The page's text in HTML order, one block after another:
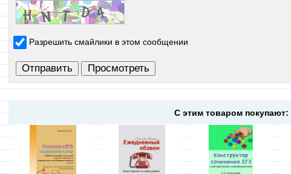
Разрешить смайлики в этом сообщении
С этим товаром покупают: